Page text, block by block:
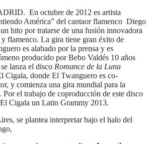
En octubre de 2012 es artista
América” del cantaor flamenco Diego
hito por tratarse de una fusión innovadora
flamenco. La gira tiene gran éxito de
es alabado por la prensa y es
producido por Bebo Valdés 10 años
lanza el disco Romance de la Luna
Cigala, donde El Twanguero es co-
y comienza una gira mundial para la
Por el trabajo de coproducción de este disco
Cigala un Latin Grammy 2013.
se plantea interpretar bajo el halo del